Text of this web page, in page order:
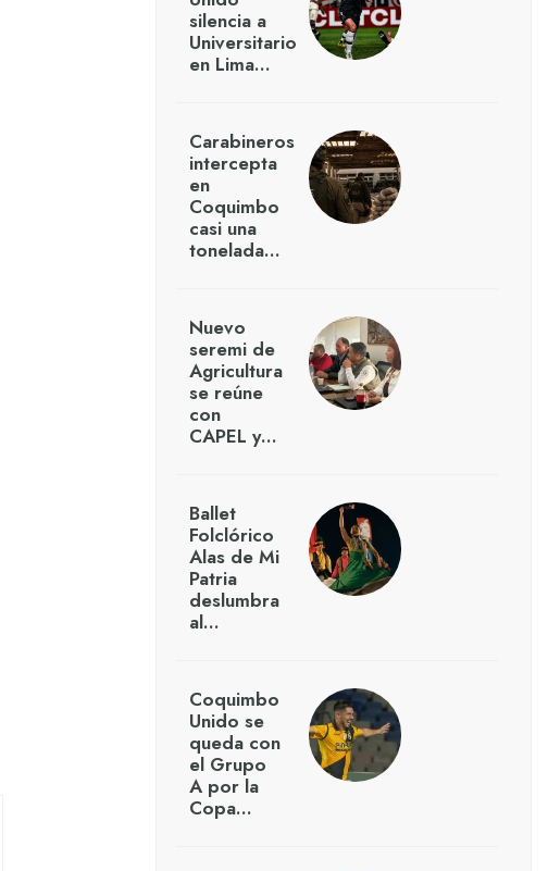
silencia a
Universitario
en Lima…
Carabineros
intercepta
en
Coquimbo
casi una
tonelada…
Nuevo
seremi de
Agricultura
se reúne
con
CAPEL y…
Ballet
Folclórico
Alas de Mi
Patria
deslumbra
al…
Coquimbo
Unido se
queda con
el Grupo
A por la
Copa…